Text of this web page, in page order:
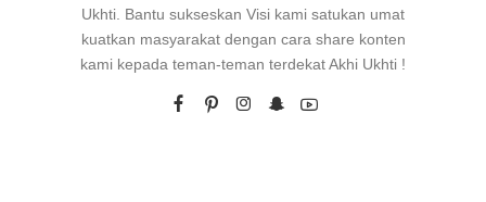
Ukhti. Bantu sukseskan Visi kami satukan umat
kuatkan masyarakat dengan cara share konten
kami kepada teman-teman terdekat Akhi Ukhti !